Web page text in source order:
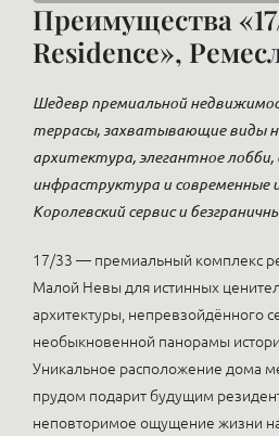
Преимущества
Residence»,
Шедевр премиальной
террасы, захватывающие виды
архитектура, элегантное лобби,
инфраструктура и современные
Королевский сервис и
17/33 — премиальный комплекс
Малой Невы для истинных
архитектуры, непревзойдённого
необыкновенной панорамы
Уникальное расположение дома
прудом подарит будущим
неповторимое ощущение жизни